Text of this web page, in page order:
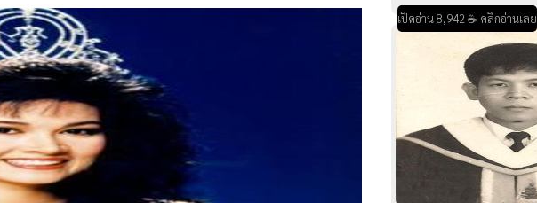
เปิดอ่าน 8,942 ☕ คลิกอ่านเลย